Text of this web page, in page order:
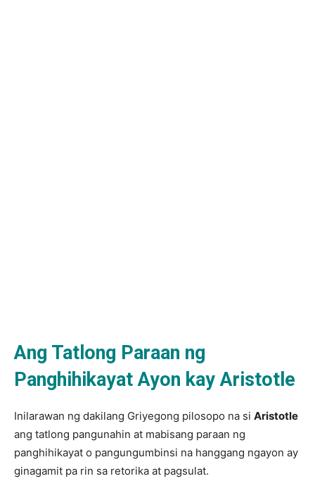
Ang Tatlong Paraan ng
Panghihikayat Ayon kay Aristotle
Inilarawan ng dakilang Griyegong pilosopo na si Aristotle
ang tatlong pangunahin at mabisang paraan ng
panghihikayat o pangungumbinsi na hanggang ngayon ay
ginagamit pa rin sa retorika at pagsulat.